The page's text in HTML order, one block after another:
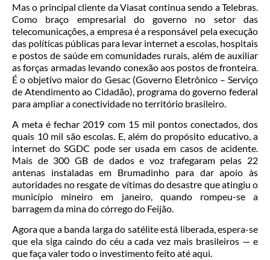
Mas o principal cliente da Viasat continua sendo a Telebras.
Como braço empresarial do governo no setor das
telecomunicações, a empresa é a responsável pela execução
das políticas públicas para levar internet a escolas, hospitais
e postos de saúde em comunidades rurais, além de auxiliar
as forças armadas levando conexão aos postos de fronteira.
É o objetivo maior do Gesac (Governo Eletrônico – Serviço
de Atendimento ao Cidadão), programa do governo federal
para ampliar a conectividade no território brasileiro.
A meta é fechar 2019 com 15 mil pontos conectados, dos
quais 10 mil são escolas. E, além do propósito educativo, a
internet do SGDC pode ser usada em casos de acidente.
Mais de 300 GB de dados e voz trafegaram pelas 22
antenas instaladas em Brumadinho para dar apoio às
autoridades no resgate de vítimas do desastre que atingiu o
município mineiro em janeiro, quando rompeu-se a
barragem da mina do córrego do Feijão.
Agora que a banda larga do satélite está liberada, espera-se
que ela siga caindo do céu a cada vez mais brasileiros — e
que faça valer todo o investimento feito até aqui.